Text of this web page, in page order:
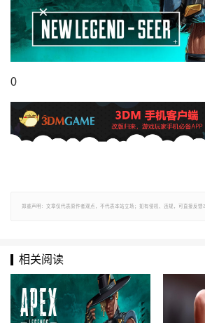
0
郑重声明：文章仅代表原作者观点，不代表本站立场；如有侵权、违规，可直接反馈
相关阅读